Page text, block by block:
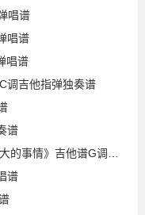
唱谱
唱谱
唱谱
调吉他指弹独奏谱
谱
》吉他谱G调吉他弹唱谱
谱